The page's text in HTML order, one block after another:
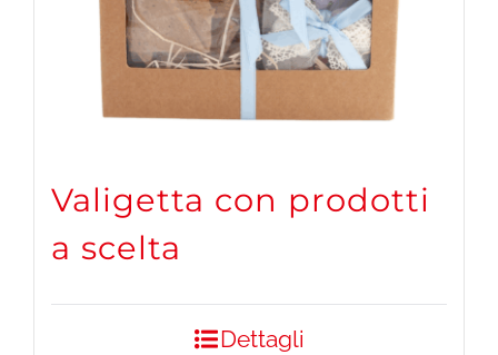
Valigetta con prodotti
a scelta
Dettagli